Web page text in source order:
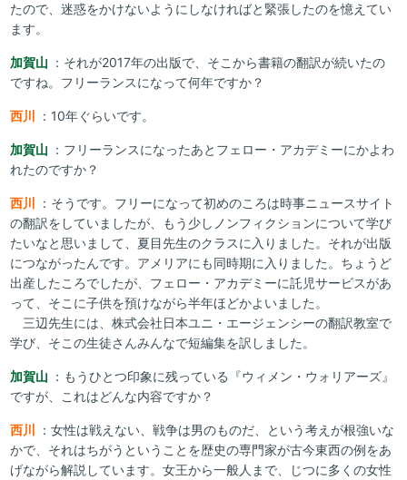
たので、迷惑をかけないようにしなければと緊張したのを憶えてい
ます。
加賀山 ：それが2017年の出版で、そこから書籍の翻訳が続いたの
ですね。フリーランスになって何年ですか？
西川 ：10年ぐらいです。
加賀山 ：フリーランスになったあとフェロー・アカデミーにかよわ
れたのですか？
西川
：そうです。フリーになって初めのころは時事ニュースサイト
の翻訳をしていましたが、もう少しノンフィクションについて学び
たいなと思いまして、夏目先生のクラスに入りました。それが出版
につながったんです。アメリアにも同時期に入りました。ちょうど
出産したころでしたが、フェロー・アカデミーに託児サービスがあ
って、そこに子供を預けながら半年ほどかよいました。
三辺先生には、株式会社日本ユニ・エージェンシーの翻訳教室で
学び、そこの生徒さんみんなで短編集を訳しました。
加賀山 ：もうひとつ印象に残っている『ウィメン・ウォリアーズ』
ですが、これはどんな内容ですか？
西川
：女性は戦えない、戦争は男のものだ、という考えが根強いな
かで、それはちがうということを歴史の専門家が古今東西の例をあ
げながら解説しています。女王から一般人まで、じつに多くの女性